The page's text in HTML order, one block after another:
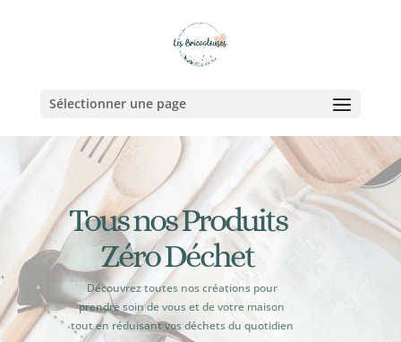
Sélectionner une page
Tous nos Produits
Zéro Déchet
Découvrez toutes nos créations pour
prendre soin de vous et de votre maison
tout en réduisant vos déchets du quotidien